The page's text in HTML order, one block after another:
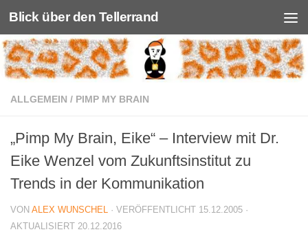
Unter dem Inhalt
Blick über den Tellerrand
ALLGEMEIN / PIMP MY BRAIN
„Pimp My Brain, Eike“ – Interview mit Dr.
Eike Wenzel vom Zukunftsinstitut zu
Trends in der Kommunikation
VON ALEX WUNSCHEL · VERÖFFENTLICHT 15.12.2005 ·
AKTUALISIERT 20.12.2016